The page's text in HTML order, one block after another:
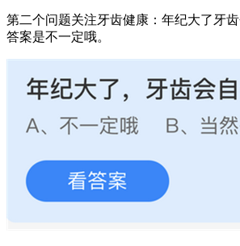
第二个问题关注牙齿健康：年纪大了牙
答案是不一定哦。